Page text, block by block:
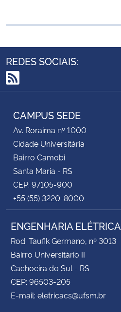
REDES SOCIAIS:
RSS
CAMPUS SEDE
Av. Roraima nº 1000
Cidade Universitária
Bairro Camobi
Santa Maria - RS
CEP: 97105-900
+55 (55) 3220-8000
ENGENHARIA ELÉTRICA
Rod. Taufik Germano, nº 3013
Bairro Universitário II
Cachoeira do Sul - RS
CEP: 96503-205
E-mail: eletricacs@ufsm.br